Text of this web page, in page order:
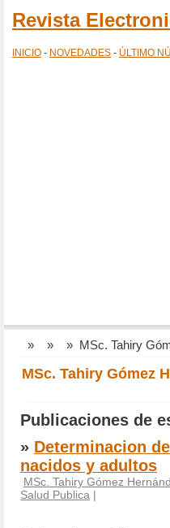
Revista
INICIO - NOVEDADES - ÚLTIMO
» » » MSc. Tahiry
MSc. Tahiry Gómez
Publicaciones de
» Determinacion
nacidos y adultos
MSc. Tahiry Gómez
Salud Publica |